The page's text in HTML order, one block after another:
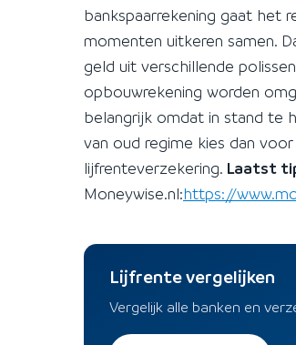
bankspaarrekening gaat het
momenten uitkeren samen.
geld uit verschillende
opbouwrekening worden
belangrijk omdat in stand te
van oud regime kies dan
lijfrenteverzekering. Laatst
Moneywise.nl:https://
Lijfrente vergelijken
Vergelijk alle banken en